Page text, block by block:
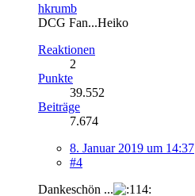
hkrumb
DCG Fan...Heiko
Reaktionen
2
Punkte
39.552
Beiträge
7.674
8. Januar 2019 um 14:37
#4
Dankeschön ...